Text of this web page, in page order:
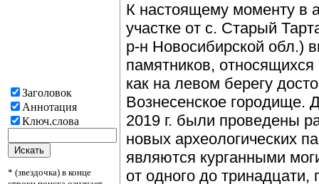
Заголовок
Аннотация
Ключ.слова
* (звездочка) в конце
К настоящему моменту в
участке от с. Старый
р-н Новосибирской обл.)
памятников,
как на левом берегу
Вознесенское городище.
2019 г. были проведены
новых археологических
являются курганными
от одного до